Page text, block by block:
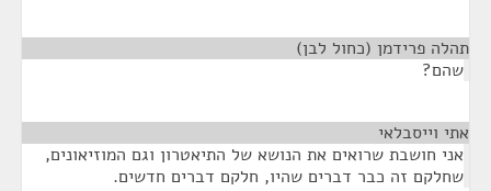
תהלה פרידמן (כחול לבן)
שהם?
אתי וייסבלאי
אני חושבת שרואים את הנושא של התיאטרון וגם המוזיאונים,
שחלקם זה כבר דברים שהיו, חלקם דברים חדשים.